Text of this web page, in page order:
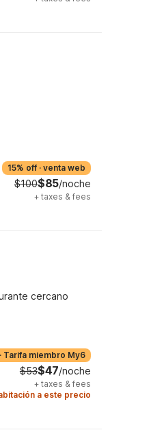
15% off · venta web
$100$85/noche
+ taxes & fees
cercano
· Tarifa miembro My6
$53$47/noche
+ taxes & fees
a este precio